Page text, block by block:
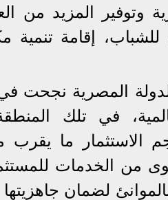
وتوفير المزيد من
إقامة تنمية
المصرية نجحت في
في تلك
من الخدمات
لضمان جاهزيتها